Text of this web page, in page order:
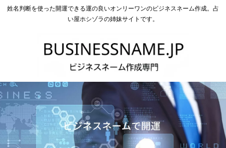
姓名判断を使った開運できる運の良いオンリーワンのビジネスネーム作成。占
い屋ホシゾラの姉妹サイトです。